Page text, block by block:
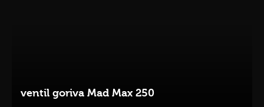
ventil goriva Mad Max 250